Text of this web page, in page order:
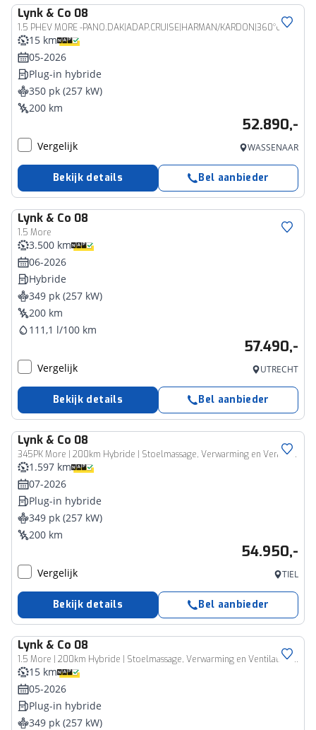
Lynk & Co 08
1.5 PHEV MORE -PANO.DAK|ADAP.CRUISE|HARMAN/KARDON|360°CAM|GEVENT.LEDER+MASSAGE|21"
15 km
05-2026
Plug-in hybride
350 pk (257 kW)
200 km
52.890,-
Vergelijk WASSENAAR
Bekijk details Bel aanbieder
Lynk & Co 08
1.5 More
3.500 km
06-2026
Hybride
349 pk (257 kW)
200 km
111,1 l/100 km
57.490,-
Vergelijk UTRECHT
Bekijk details Bel aanbieder
Lynk & Co 08
345PK More | 200km Hybride | Stoelmassage, Verwarming en Ventilatie | Panoramadak | Matrix LED | Harman Kardon | 360° Camera | Getint glas | Bestuurdersstoel met geheugen | Sfeerverlichting | Apple Carplay, Dodehoekassistent | Adaptive Cruise Contol
1.597 km
07-2026
Plug-in hybride
349 pk (257 kW)
200 km
54.950,-
Vergelijk TIEL
Bekijk details Bel aanbieder
Lynk & Co 08
1.5 More | 200km Hybride | Stoelmassage, Verwarming en Ventilatie | Panoramadak | Matrix LED | Harman Kardon | 360° Camera | Getint glas | Bestuurdersstoel met geheugen | Sfeerverlichting | Apple Carplay | Dodehoekassistent | Adaptive Cruise Contol
15 km
05-2026
Plug-in hybride
349 pk (257 kW)